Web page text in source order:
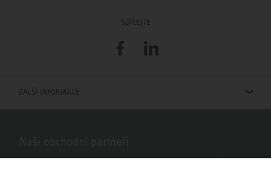
SDÍLEJTE
FacebookLinkedIn
DALŠÍ INFORMACE